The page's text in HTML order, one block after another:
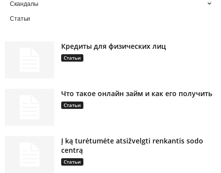
Скандалы
Статьи
Кредиты для физических лиц
Статьи
Что такое онлайн займ и как его получить
Статьи
Į ką turėtumėte atsižvelgti renkantis sodo
centrą
Статьи